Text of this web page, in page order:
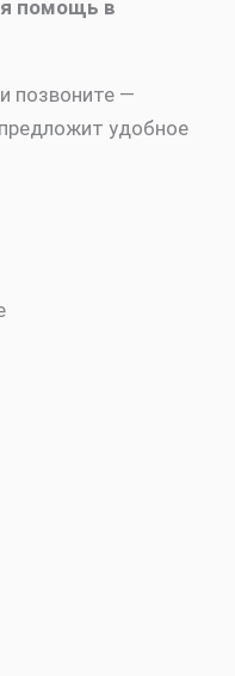
помощь в
позвоните —
удобное